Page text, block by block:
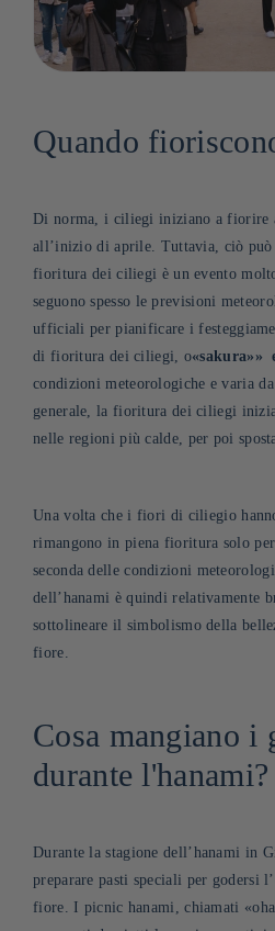
Quando
Di norma, i ciliegi iniziano a fiorire
all’inizio di aprile. Tuttavia, ciò
fioritura dei ciliegi è un evento
seguono spesso le previsioni
ufficiali per pianificare i
di fioritura dei ciliegi, o«sakura» »
condizioni meteorologiche e varia
generale, la fioritura dei ciliegi
nelle regioni più calde, per poi
Una volta che i fiori di ciliegio
rimangono in piena fioritura solo
seconda delle condizioni
dell’hanami è quindi relativamente
sottolineare il simbolismo della
fiore.
Cosa mangiano i
durante l'hanami?
Durante la stagione dell’hanami in
preparare pasti speciali per godersi
fiore. I picnic hanami, chiamati